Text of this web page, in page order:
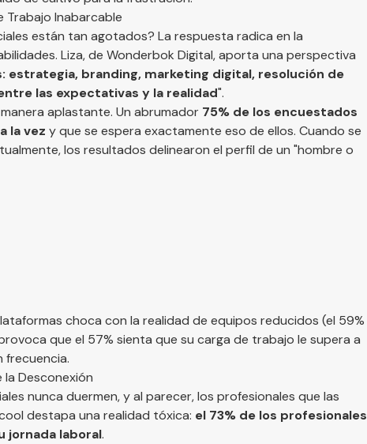
Trabajo Inabarcable
están tan agotados? La respuesta radica en la
Liza, de Wonderbok Digital, aporta una perspectiva
estrategia, branding, marketing digital, resolución de
las expectativas y la realidad".
aplastante. Un abrumador 75% de los encuestados
la vez y que se espera exactamente eso de ellos. Cuando se
los resultados delinearon el perfil de un "hombre o
choca con la realidad de equipos reducidos (el 59%
que el 57% sienta que su carga de trabajo le supera a
frecuencia.
la Desconexión
nunca duermen, y al parecer, los profesionales que las
destapa una realidad tóxica: el 73% de los profesionales
jornada laboral.